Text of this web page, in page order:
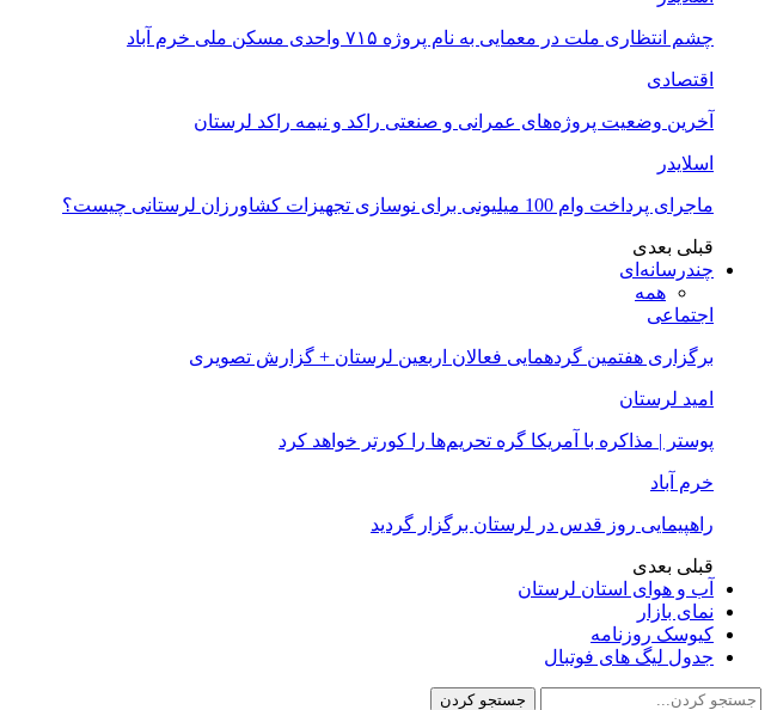
چشم انتظاری ملت در معمایی به نام پروژه ۷۱۵ واحدی مسکن ملی خرم آباد
اقتصادی
آخرین وضعیت پروژه‌های عمرانی و صنعتی راکد و نیمه راکد لرستان
اسلایدر
ماجرای پرداخت وام 100 میلیونی برای نوسازی تجهیزات کشاورزان لرستانی چیست؟
قبلی بعدی
چندرسانه‌ای
همه
اجتماعی
برگزاری هفتمین گردهمایی فعالان اربعین لرستان + گزارش تصویری
امید لرستان
پوستر | مذاکره با آمریکا گره تحریم‌ها را کورتر خواهد کرد
خرم آباد
راهپیمایی روز قدس در لرستان برگزار گردید
قبلی بعدی
آب و هوای استان لرستان
نمای بازار
کیوسک روزنامه
جدول لیگ های فوتبال